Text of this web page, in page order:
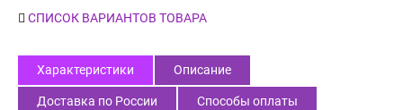
СПИСОК ВАРИАНТОВ ТОВАРА
Характеристики Описание
Доставка по России Способы оплаты